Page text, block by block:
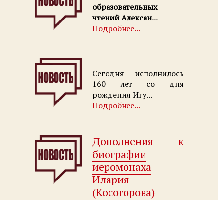
образовательных
чтений Алексан...
Подробнее...
Сегодня исполнилось
160 лет со дня
рождения Игу...
Подробнее...
Дополнения к
биографии
иеромонаха
Илария
(Косогорова)